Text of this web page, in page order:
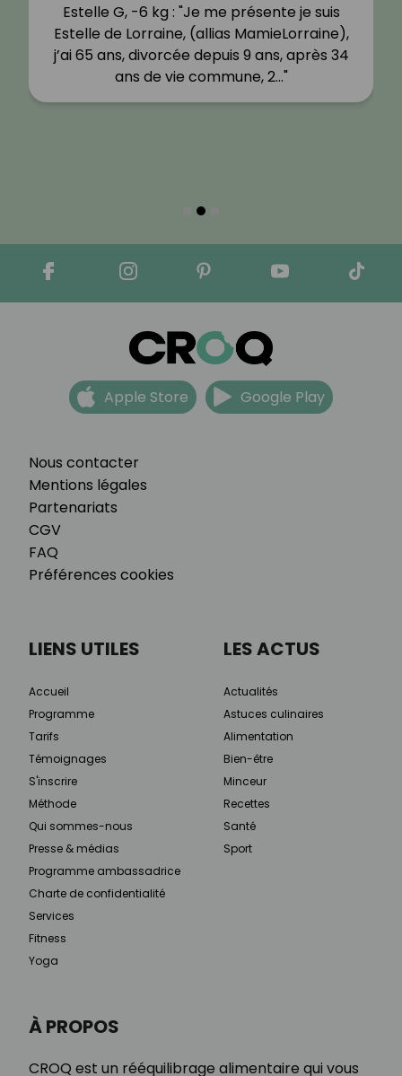
Estelle G, -6 kg : "Je me présente je suis
Estelle de Lorraine, (allias MamieLorraine),
j’ai 65 ans, divorcée depuis 9 ans, après 34
ans de vie commune, 2…"
Nous contacter
Mentions légales
Partenariats
CGV
FAQ
Préférences cookies
Apple Store Google Play
À PROPOS
CROQ est un rééquilibrage alimentaire qui vous
LIENS UTILES
Accueil
Programme
Tarifs
Témoignages
S'inscrire
Méthode
Qui sommes-nous
Presse & médias
Programme ambassadrice
Charte de confidentialité
Services
Fitness
Yoga
LES ACTUS
Actualités
Astuces culinaires
Alimentation
Bien-être
Minceur
Recettes
Santé
Sport